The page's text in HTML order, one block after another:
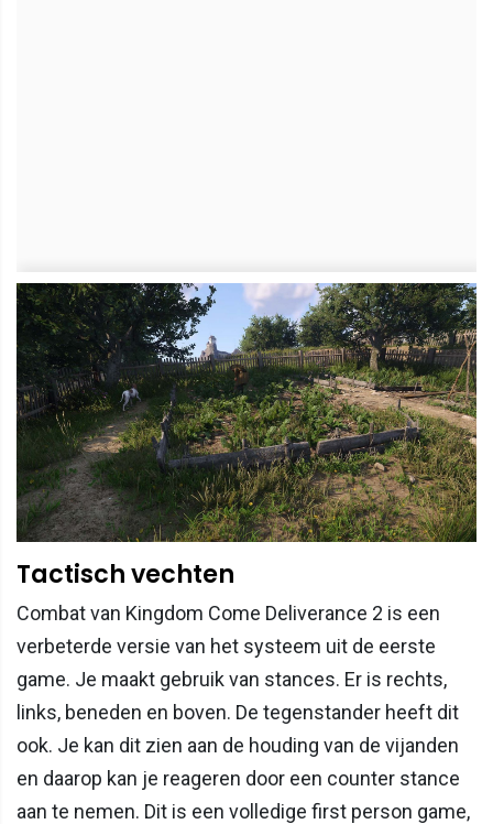
Tactisch vechten
Combat van Kingdom Come Deliverance 2 is een
verbeterde versie van het systeem uit de eerste
game. Je maakt gebruik van stances. Er is rechts,
links, beneden en boven. De tegenstander heeft dit
ook. Je kan dit zien aan de houding van de vijanden
en daarop kan je reageren door een counter stance
aan te nemen. Dit is een volledige first person game,